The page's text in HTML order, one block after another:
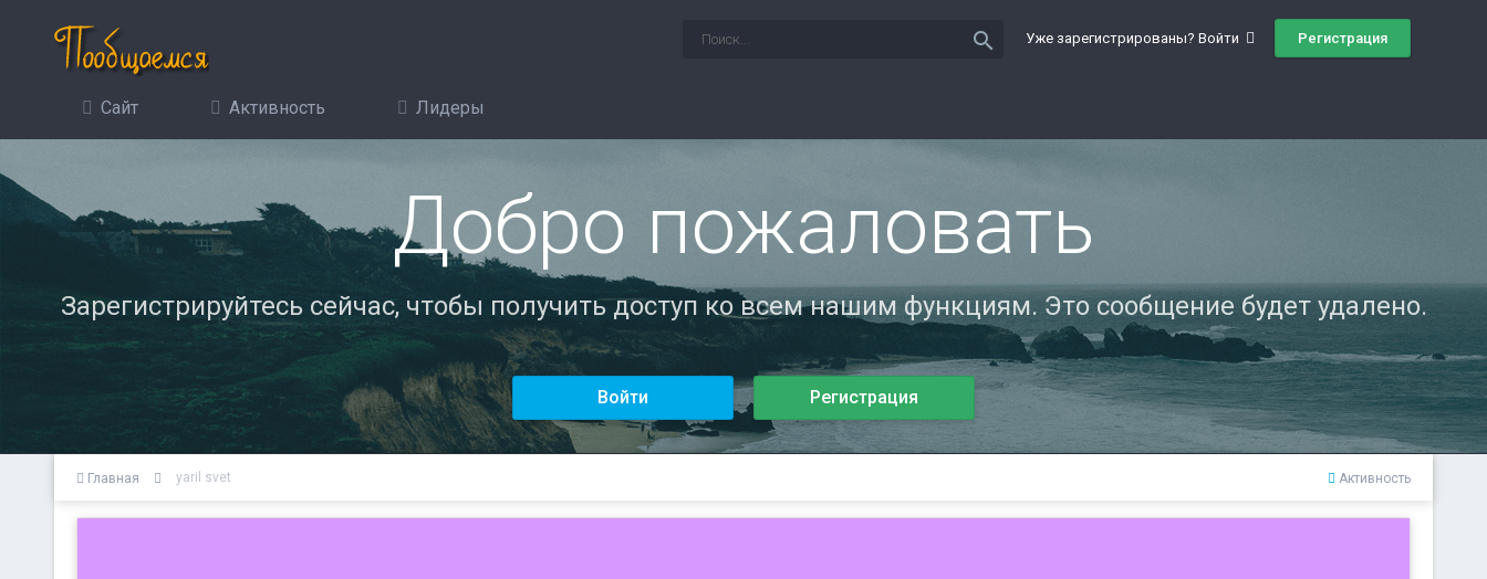
Уже зарегистрированы? Войти Регистрация
search
Сайт Активность Лидеры
Добро пожаловать
Зарегистрируйтесь сейчас, чтобы получить доступ ко всем нашим функциям. Это сообщение будет удалено.
Войти Регистрация
Активность
Главная yaril svet